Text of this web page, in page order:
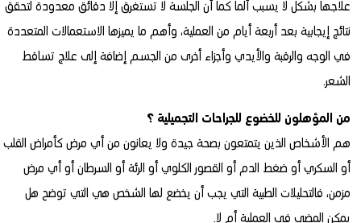
علاجها بشكل لا يسبب ألما كما أن الجلسة لا تستغرق إلا دقائق معدودة لتحقق
نتائج إيجابية بعد أربعة أيام من العملية، وأهم ما يميزها الاستعمالات المتعددة
في الوجه والرقبة والأيدي وأجزاء أخرى من الجسم إضافة إلى علاج تساقط
الشعر.
من المؤهلون للخضوع للجراحات التجميلية ؟
هم الأشخاص الذين يتمتعون بصحة جيدة ولا يعانون من أي مرض كأمراض القلب
أو السكري أو ضغط الدم أو القصور الكلوي أو الرئة أو السرطان أو أي مرض
مزمن، فالتحليلات الطبية التي يجب أن يخضع لها الشخص هي التي توضح هل
يمكن المضي في العملية أم لا.